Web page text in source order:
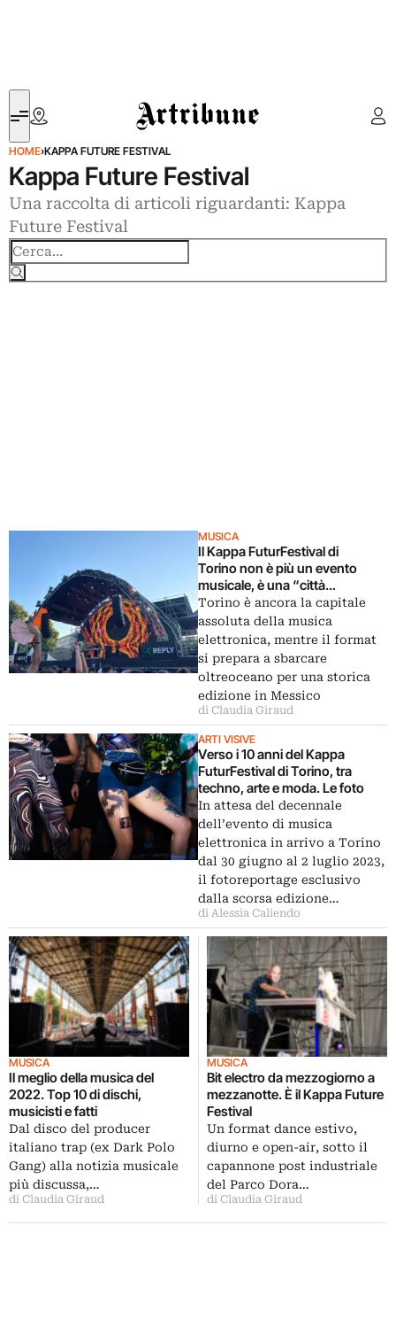
Artribune
HOME›KAPPA FUTURE FESTIVAL
Kappa Future Festival
Una raccolta di articoli riguardanti: Kappa
Future Festival
MUSICA
Il Kappa FuturFestival di
Torino non è più un evento
musicale, è una “città
culturale”. Report e intervista ai
co-fondatori
Torino è ancora la capitale
assoluta della musica
elettronica, mentre il format
si prepara a sbarcare
oltreoceano per una storica
edizione in Messico
di Claudia Giraud
ARTI VISIVE
Verso i 10 anni del Kappa
FuturFestival di Torino, tra
techno, arte e moda. Le foto
In attesa del decennale
dell’evento di musica
elettronica in arrivo a Torino
dal 30 giugno al 2 luglio 2023,
il fotoreportage esclusivo
dalla scorsa edizione…
di Alessia Caliendo
MUSICA
Il meglio della musica del
2022. Top 10 di dischi,
musicisti e fatti
Dal disco del producer
italiano trap (ex Dark Polo
Gang) alla notizia musicale
più discussa,…
di Claudia Giraud
MUSICA
Bit electro da mezzogiorno a
mezzanotte. È il Kappa Future
Festival
Un format dance estivo,
diurno e open-air, sotto il
capannone post industriale
del Parco Dora…
di Claudia Giraud